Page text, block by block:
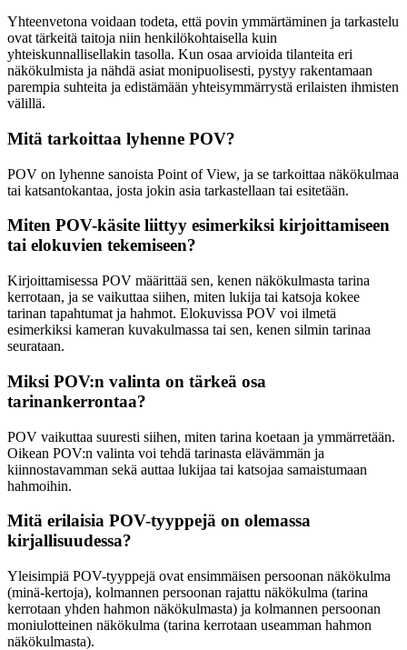
Yhteenvetona voidaan todeta, että povin ymmärtäminen ja tarkastelu
ovat tärkeitä taitoja niin henkilökohtaisella kuin
yhteiskunnallisellakin tasolla. Kun osaa arvioida tilanteita eri
näkökulmista ja nähdä asiat monipuolisesti, pystyy rakentamaan
parempia suhteita ja edistämään yhteisymmärrystä erilaisten ihmisten
välillä.
Mitä tarkoittaa lyhenne POV?
POV on lyhenne sanoista Point of View, ja se tarkoittaa näkökulmaa
tai katsantokantaa, josta jokin asia tarkastellaan tai esitetään.
Miten POV-käsite liittyy esimerkiksi kirjoittamiseen
tai elokuvien tekemiseen?
Kirjoittamisessa POV määrittää sen, kenen näkökulmasta tarina
kerrotaan, ja se vaikuttaa siihen, miten lukija tai katsoja kokee
tarinan tapahtumat ja hahmot. Elokuvissa POV voi ilmetä
esimerkiksi kameran kuvakulmassa tai sen, kenen silmin tarinaa
seurataan.
Miksi POV:n valinta on tärkeä osa
tarinankerrontaa?
POV vaikuttaa suuresti siihen, miten tarina koetaan ja ymmärretään.
Oikean POV:n valinta voi tehdä tarinasta elävämmän ja
kiinnostavamman sekä auttaa lukijaa tai katsojaa samaistumaan
hahmoihin.
Mitä erilaisia POV-tyyppejä on olemassa
kirjallisuudessa?
Yleisimpiä POV-tyyppejä ovat ensimmäisen persoonan näkökulma
(minä-kertoja), kolmannen persoonan rajattu näkökulma (tarina
kerrotaan yhden hahmon näkökulmasta) ja kolmannen persoonan
moniulotteinen näkökulma (tarina kerrotaan useamman hahmon
näkökulmasta).